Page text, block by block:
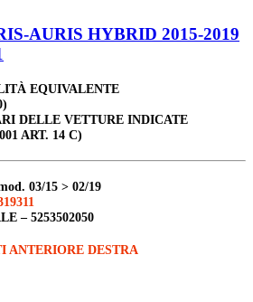
AURIS HYBRID 2015-2019
EQUIVALENTE
DELLE VETTURE INDICATE
ART. 14 C)
03/15 > 02/19
– 5253502050
ANTERIORE DESTRA